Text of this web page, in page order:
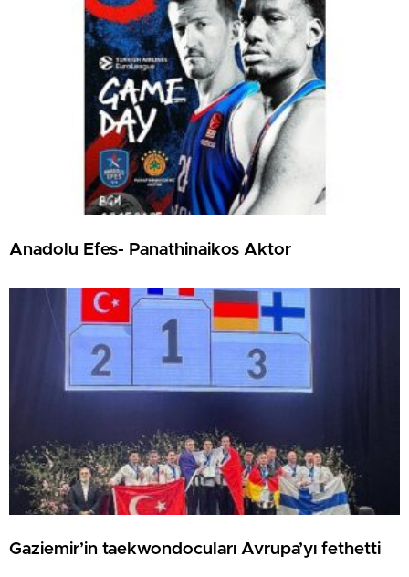
Anadolu Efes- Panathinaikos Aktor
Gaziemir’in taekwondocuları Avrupa’yı fethetti